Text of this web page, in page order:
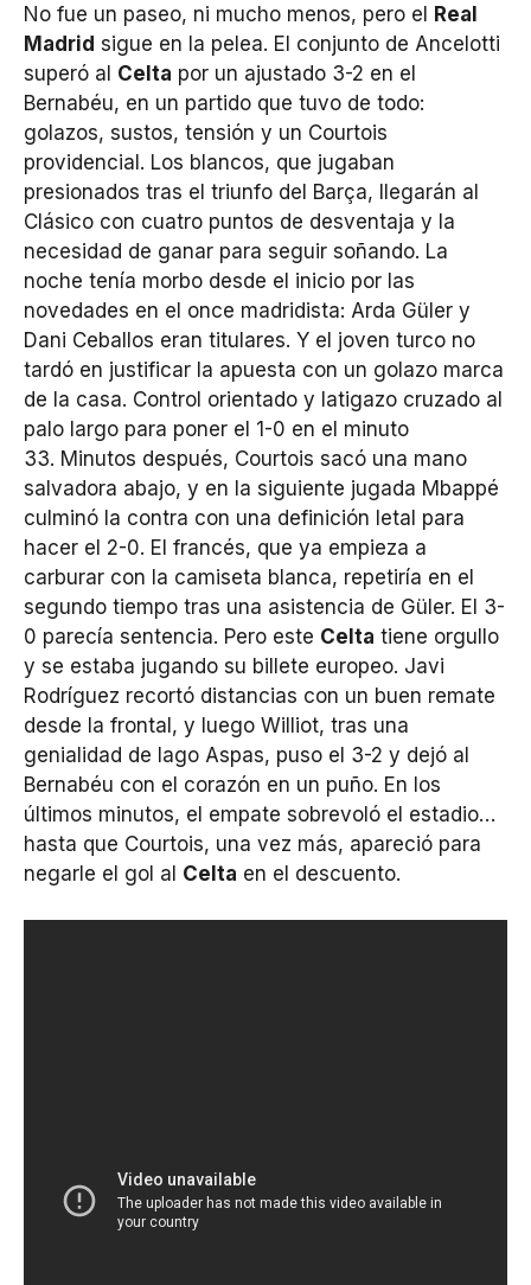
No fue un paseo, ni mucho menos, pero el
Real
Madrid sigue en la pelea. El conjunto de Ancelotti
superó al Celta por un ajustado 3-2 en el
Bernabéu, en un partido que tuvo de todo:
golazos, sustos, tensión y un Courtois
providencial. Los blancos, que jugaban
presionados tras el triunfo del Barça, llegarán al
Clásico con cuatro puntos de desventaja y la
necesidad de ganar para seguir soñando. La
noche tenía morbo desde el inicio por las
novedades en el once madridista: Arda Güler y
Dani Ceballos eran titulares. Y el joven turco no
tardó en justificar la apuesta con un golazo marca
de la casa. Control orientado y latigazo cruzado al
palo largo para poner el 1-0 en el minuto
33. Minutos después, Courtois sacó una mano
salvadora abajo, y en la siguiente jugada Mbappé
culminó la contra con una definición letal para
hacer el 2-0. El francés, que ya empieza a
carburar con la camiseta blanca, repetiría en el
segundo tiempo tras una asistencia de Güler. El 3-
0 parecía sentencia. Pero este Celta tiene orgullo
y se estaba jugando su billete europeo. Javi
Rodríguez recortó distancias con un buen remate
desde la frontal, y luego Williot, tras una
genialidad de Iago Aspas, puso el 3-2 y dejó al
Bernabéu con el corazón en un puño. En los
últimos minutos, el empate sobrevoló el estadio…
hasta que Courtois, una vez más, apareció para
negarle el gol al Celta en el descuento.